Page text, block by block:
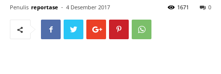
Penulis reportase - 4 Desember 2017 0
1671